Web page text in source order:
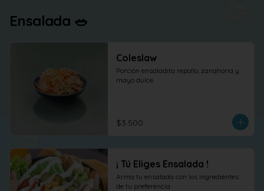
Ensalada 🥗
Coleslaw
Porción ensaladita repollo, zanahoria y
mayo dulce.
$3.500
¡ Tú Eliges Ensalada !
Arma tu ensalada con los ingredientes
de tu preferencia